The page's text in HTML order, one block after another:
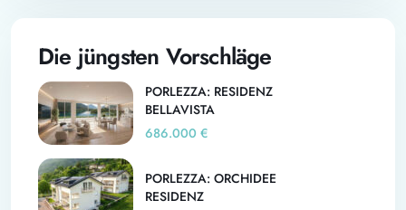
Die jüngsten Vorschläge
PORLEZZA: RESIDENZ
BELLAVISTA
686.000 €
PORLEZZA: ORCHIDEE
RESIDENZ